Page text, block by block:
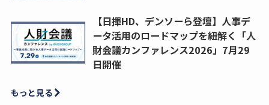
【日揮HD、デンソーら登壇】人事デ
ータ活用のロードマップを紐解く「人
財会議カンファレンス2026」7月29
日開催
もっと見る